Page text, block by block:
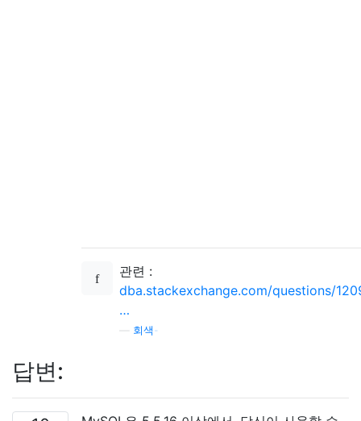
관련 :
dba.stackexchange.com/questions/
…
회색-
답변: